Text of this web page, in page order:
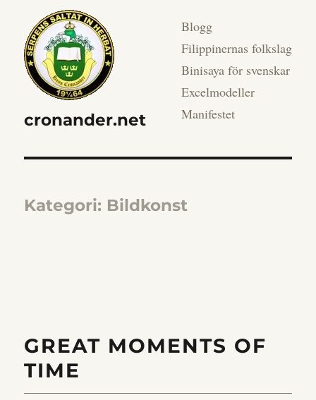
cronander.net
Blogg
Filippinernas folkslag
Binisaya för svenskar
Excelmodeller
Manifestet
Kategori: Bildkonst
GREAT MOMENTS OF
TIME